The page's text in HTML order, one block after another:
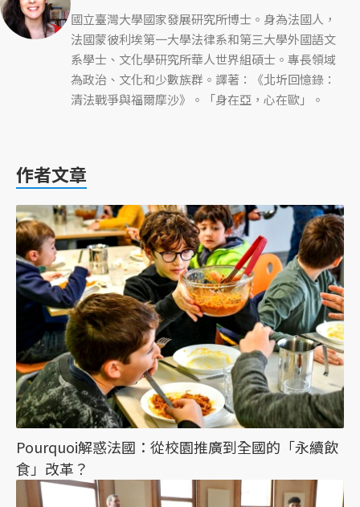
國立臺灣大學國家發展研究所博士。身為法國人，
法國蒙彼利埃第一大學法律系和第三大學外國語文
系學士、文化學研究所華人世界組碩士。專長領域
為政治、文化和少數族群。譯著：《北圻回憶錄：
清法戰爭與福爾摩沙》。「身在亞，心在歐」。
作者文章
Pourquoi解惑法國：從校園推廣到全國的「永續飲
食」改革？